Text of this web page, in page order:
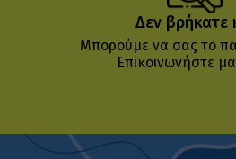
Δεν βρήκατε
Μπορούμε να σας το
Επικοινωνήστε